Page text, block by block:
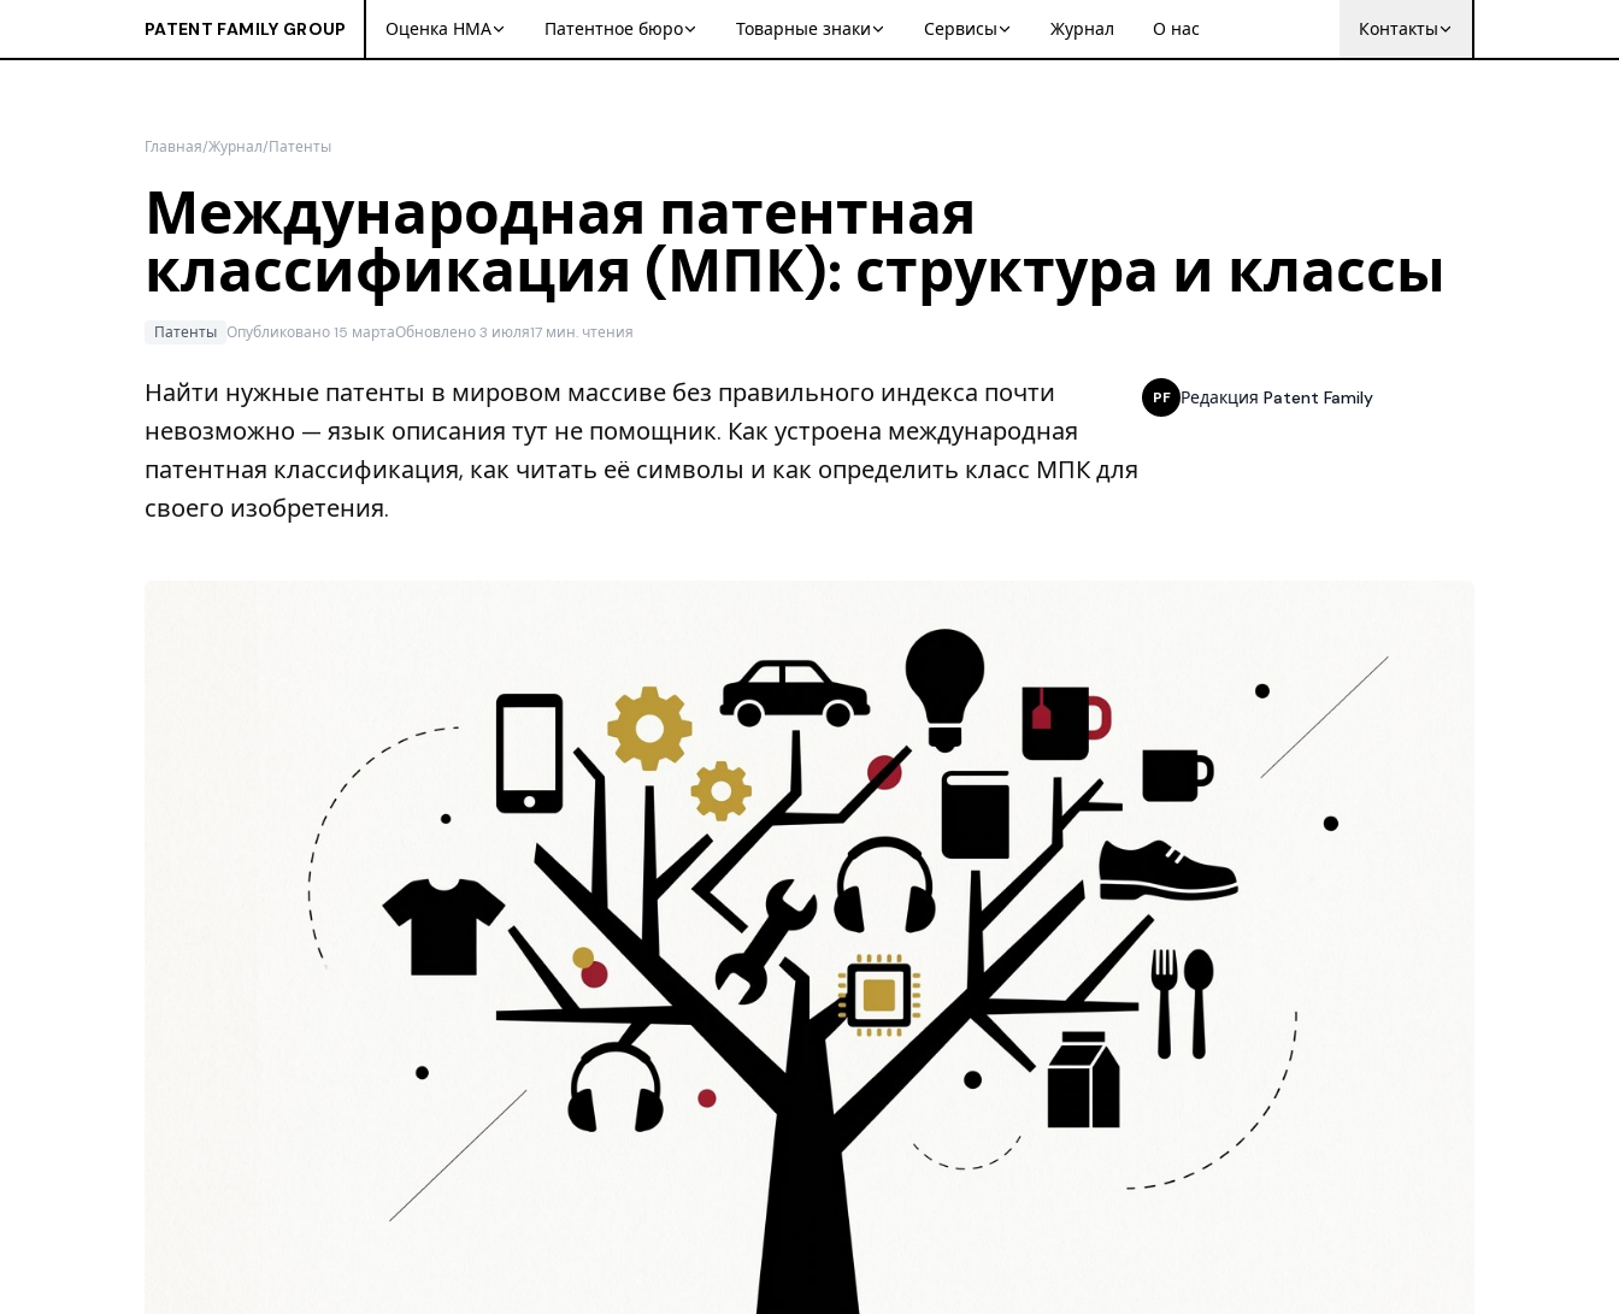
PATENT FAMILY GROUP Оценка НМА Патентное бюро Товарные знаки Сервисы Журнал О нас Контакты
Главная/Журнал/Патенты
Международная патентная
классификация (МПК): структура и классы
Патенты Опубликовано 15 мартаОбновлено 3 июля17 мин. чтения
Найти нужные патенты в мировом массиве без правильного индекса почти
невозможно — язык описания тут не помощник. Как устроена международная
патентная классификация, как читать её символы и как определить класс МПК для
своего изобретения.
PF Редакция Patent Family